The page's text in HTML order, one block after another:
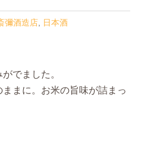
彌酒造店, 日本酒
でました。
ままに。お米の旨味が詰まっ